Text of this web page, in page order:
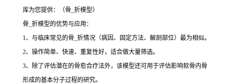
库为您提供：（骨_折模型）
骨_折模型的优势与应用：
1、与临床常见的骨_折情况（病因、固定方法、解剖部位）最为相似。
2、操作简单、快速、重复性好，适合做大量筛选。
3、除了评估潜在的骨愈合疗法外，该模型还可用于评估影响软骨内骨
形成的基本分子过程的研究。